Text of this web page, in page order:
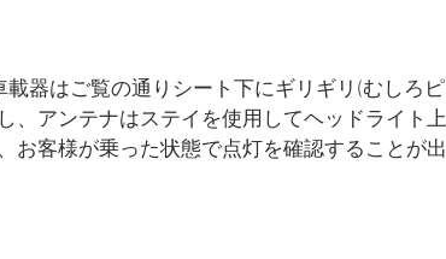
載器はご覧の通りシート下にギリギリ(むしろ
、アンテナはステイを使用してヘッドライト
お客様が乗った状態で点灯を確認することが出